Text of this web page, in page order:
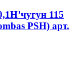
115
PSH) арт.